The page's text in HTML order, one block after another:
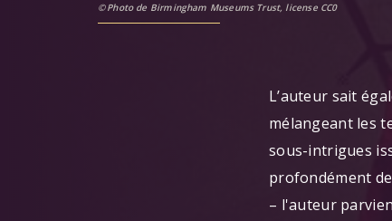
Photo de Birmingham Museums Trust, license CC0
L’auteur sait
mélangeant les
sous-intrigues
profondément
– l'auteur